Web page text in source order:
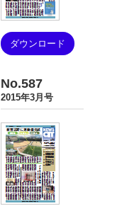
ダウンロード
No.587
2015年3月号